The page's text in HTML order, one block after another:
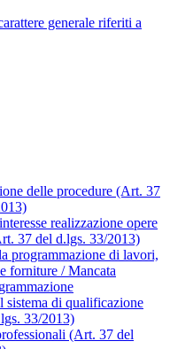
generale riferiti a
delle procedure (Art. 37
realizzazione opere
37 del d.lgs. 33/2013)
programmazione di lavori,
forniture / Mancata
sistema di qualificazione
33/2013)
(Art. 37 del